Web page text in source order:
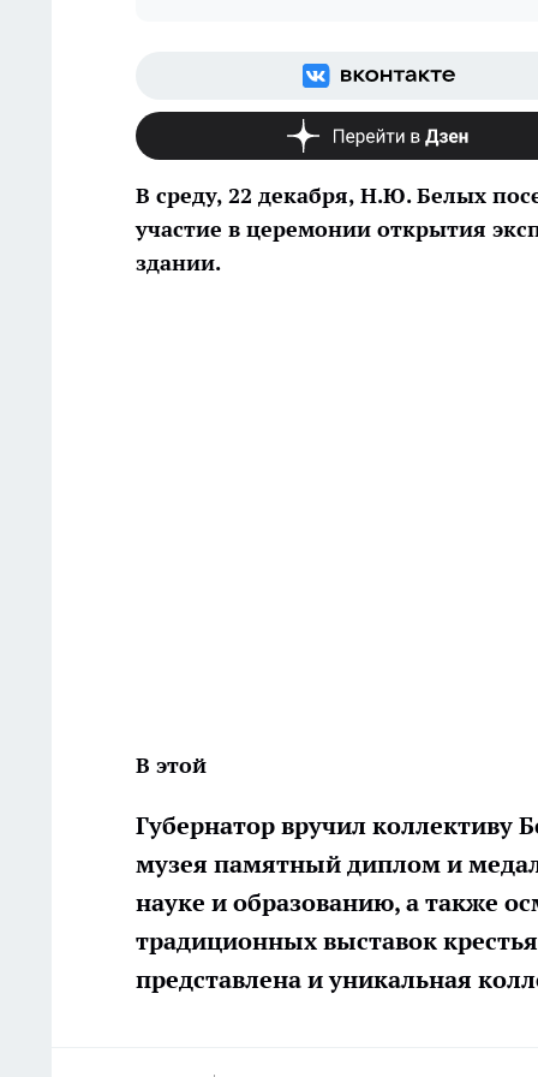
В среду, 22 декабря, Н.Ю. Белых
участие в церемонии открытия
здании.
В этой
Губернатор вручил коллективу
музея памятный диплом и
науке и образованию, а также
традиционных выставок
представлена и уникальная